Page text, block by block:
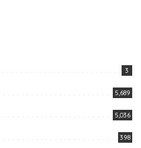
3
5,689
5,036
398